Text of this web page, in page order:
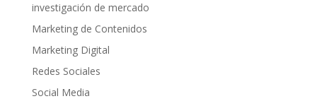
investigación de mercado
Marketing de Contenidos
Marketing Digital
Redes Sociales
Social Media